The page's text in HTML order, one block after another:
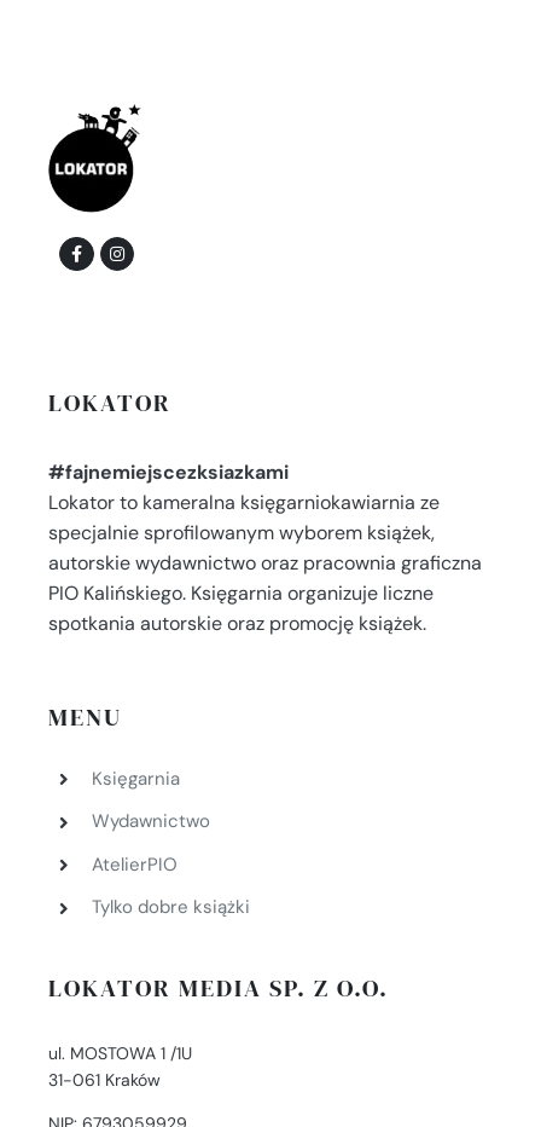
LOKATOR
#fajnemiejscezksiazkami
Lokator to kameralna księgarniokawiarnia ze
specjalnie sprofilowanym wyborem książek,
autorskie wydawnictwo oraz pracownia graficzna
PIO Kalińskiego. Księgarnia organizuje liczne
spotkania autorskie oraz promocję książek.
MENU
Księgarnia
Wydawnictwo
AtelierPIO
Tylko dobre książki
LOKATOR MEDIA SP. Z O.O.
ul. MOSTOWA 1 /1U
31-061 Kraków